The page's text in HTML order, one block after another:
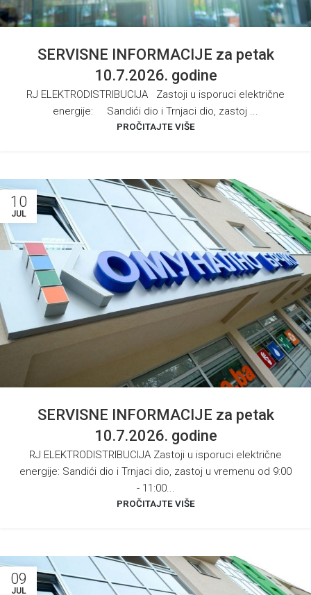
SERVISNE INFORMACIJE za petak
10.7.2026. godine
RJ ELEKTRODISTRIBUCIJA Zastoji u isporuci električne
energije: Sandići dio i Trnjaci dio, zastoj ...
PROČITAJTE VIŠE
10
JUL
SERVISNE INFORMACIJE za petak
10.7.2026. godine
RJ ELEKTRODISTRIBUCIJA Zastoji u isporuci električne
energije: Sandići dio i Trnjaci dio, zastoj u vremenu od 9:00
- 11:00...
PROČITAJTE VIŠE
09
JUL